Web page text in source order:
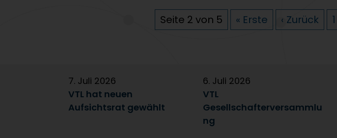
Seite 2 von 5 « Erste ‹ Zurück 1
7. Juli 2026
VTL hat neuen
Aufsichtsrat gewählt
6. Juli 2026
VTL
Gesellschafterversammlu
ng